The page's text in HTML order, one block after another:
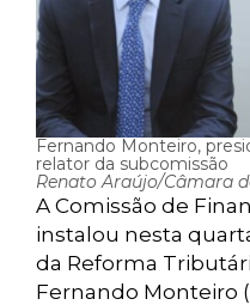
Fernando Monteiro,
relator da subcomissão
Renato Araújo/Câmara
A Comissão de
instalou nesta
da Reforma
Fernando Monteiro